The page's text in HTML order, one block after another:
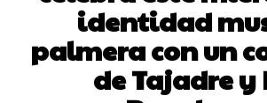
identidad
palmera con un
de Tajadre y